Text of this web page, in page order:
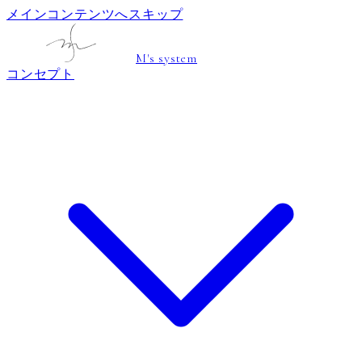
メインコンテンツへスキップ
M's system
コンセプト